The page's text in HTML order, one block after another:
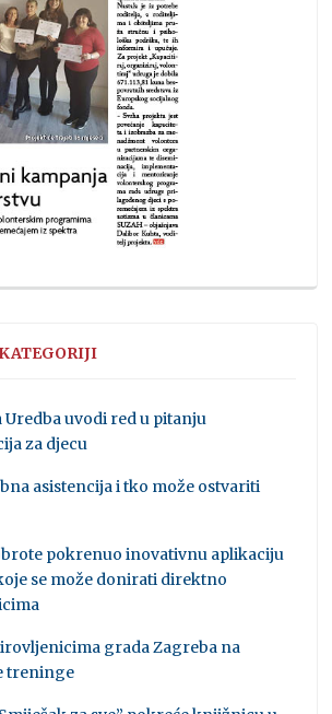
Uredba uvodi red u pitanju
za djecu
asistencija i tko može ostvariti
pokrenuo inovativnu aplikaciju
se može donirati direktno
grada Zagreba na
treninge